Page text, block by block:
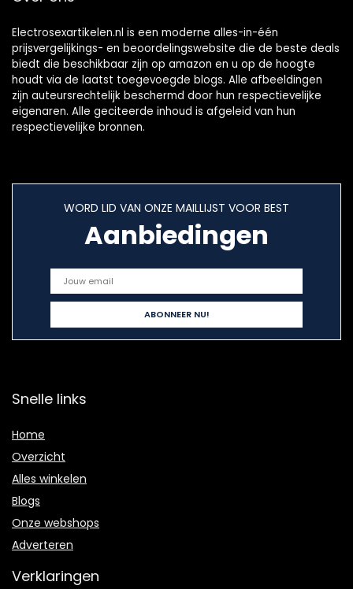
Electrosexartikelen.nl is een moderne alles-in-één
prijsvergelijkings- en beoordelingswebsite die de beste deals
biedt die beschikbaar zijn op amazon en u op de hoogte
houdt via de laatst toegevoegde blogs. Alle afbeeldingen
zijn auteursrechtelijk beschermd door hun respectievelijke
eigenaren. Alle geciteerde inhoud is afgeleid van hun
respectievelijke bronnen.
WORD LID VAN ONZE MAILLIJST VOOR BEST
Aanbiedingen
Snelle links
Home
Overzicht
Alles winkelen
Blogs
Onze webshops
Adverteren
Verklaringen